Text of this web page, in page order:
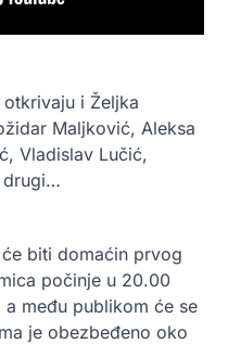
i Željka
Maljković, Aleksa
Vladislav Lučić,
drugi…
biti domaćin prvog
počinje u 20.00
među publikom će se
je obezbeđeno oko